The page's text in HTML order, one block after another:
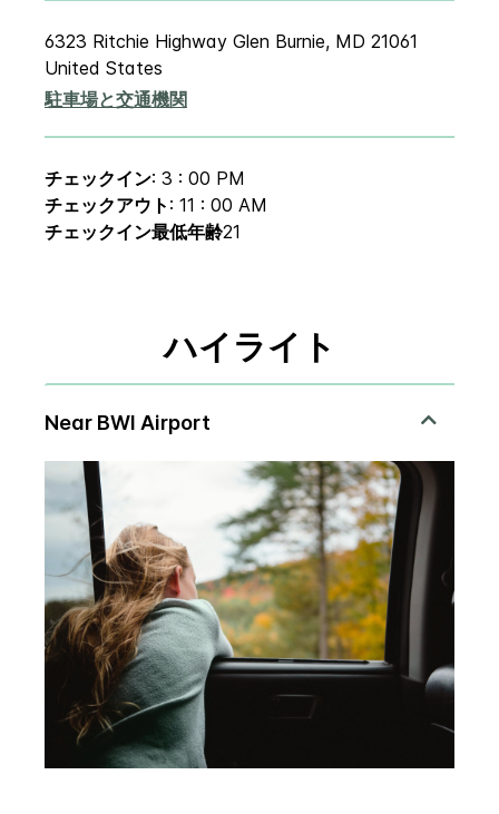
6323 Ritchie Highway Glen Burnie, MD 21061
United States
駐車場と交通機関
チェックイン: 3 : 00 PM
チェックアウト : 11 : 00 AM
チェックイン最低年齢21
ハイライト